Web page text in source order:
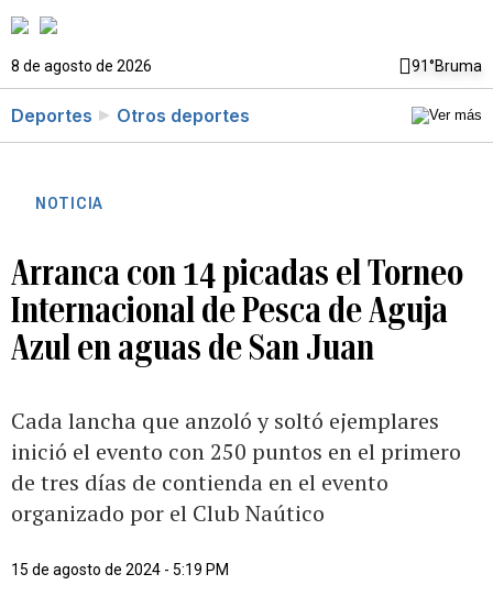
8 de agosto de 2026 91°Bruma
Deportes Otros deportes
NOTICIA
Arranca con 14 picadas el Torneo
Internacional de Pesca de Aguja
Azul en aguas de San Juan
Cada lancha que anzoló y soltó ejemplares
inició el evento con 250 puntos en el primero
de tres días de contienda en el evento
organizado por el Club Naútico
15 de agosto de 2024 - 5:19 PM